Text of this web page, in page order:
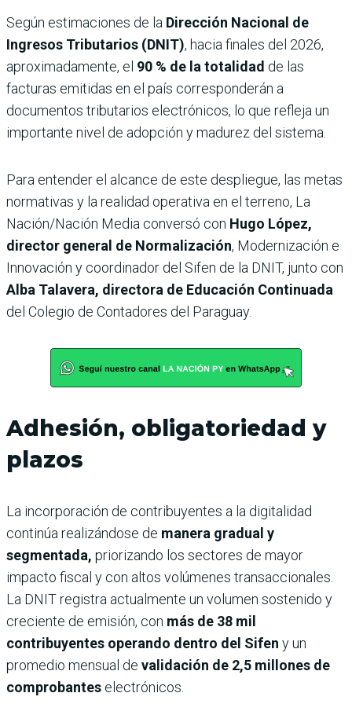
Según estimaciones de la Dirección Nacional de
Ingresos Tributarios (DNIT), hacia finales del 2026,
aproximadamente, el 90 % de la totalidad de las
facturas emitidas en el país corresponderán a
documentos tributarios electrónicos, lo que refleja un
importante nivel de adopción y madurez del sistema.
Para entender el alcance de este despliegue, las metas
normativas y la realidad operativa en el terreno, La
Nación/Nación Media conversó con Hugo López,
director general de Normalización, Modernización e
Innovación y coordinador del Sifen de la DNIT, junto con
Alba Talavera, directora de Educación Continuada
del Colegio de Contadores del Paraguay.
Adhesión, obligatoriedad y
plazos
La incorporación de contribuyentes a la digitalidad
continúa realizándose de manera gradual y
segmentada, priorizando los sectores de mayor
impacto fiscal y con altos volúmenes transaccionales.
La DNIT registra actualmente un volumen sostenido y
creciente de emisión, con más de 38 mil
contribuyentes operando dentro del Sifen y un
promedio mensual de validación de 2,5 millones de
comprobantes electrónicos.